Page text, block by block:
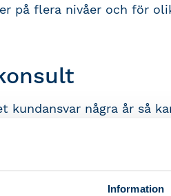
Information
på flera nivåer och för
kundansvar några år så
att ansöka om
som en